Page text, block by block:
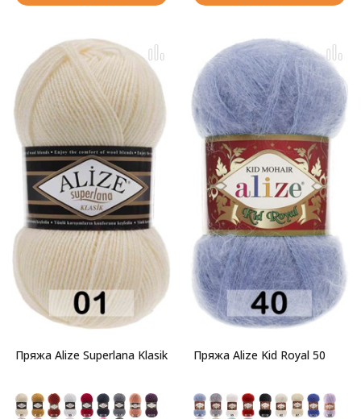
Пряжа Alize Superlana Klasik Пряжа Alize Kid Royal 50